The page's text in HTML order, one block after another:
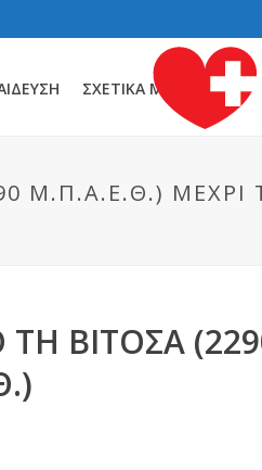
ΣΧΕΤΙΚΆ ΜΕ ΕΜΆΣ
Μ.Π.Α.Ε.Θ.) ΜΈΧΡΙ
ΒΊΤΟΣΑ